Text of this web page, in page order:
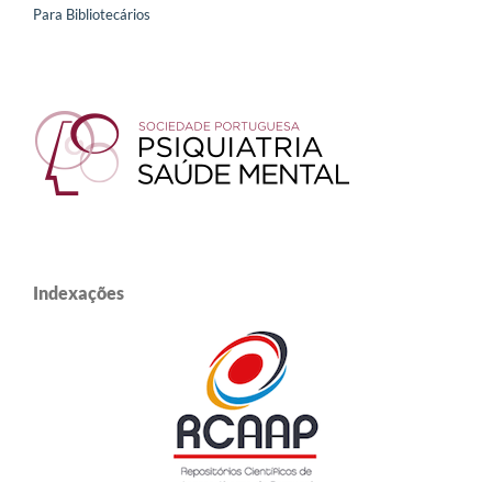
Para Bibliotecários
Indexações